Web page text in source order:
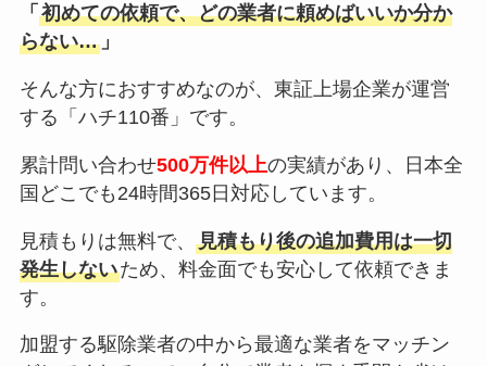
「 初めての依頼で、どの業者に頼めばいいか分か
らない…」
そんな方におすすめなのが、東証上場企業が運営
する「ハチ110番」です。
累計問い合わせ500万件以上の実績があり、日本全
国どこでも24時間365日対応しています。
見積もりは無料で、 見積もり後の追加費用は一切
発生しないため、料金面でも安心して依頼できま
す。
加盟する駆除業者の中から最適な業者をマッチン